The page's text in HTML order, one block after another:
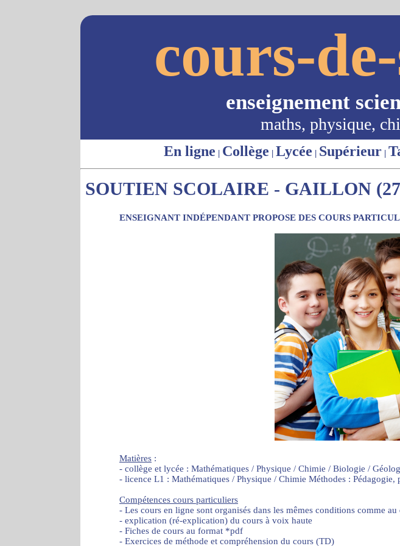
cours-
enseignement
maths, physique,
En ligne | Collège | Lycée | Supérieur |
SOUTIEN SCOLAIRE - GAILLON
ENSEIGNANT INDÉPENDANT PROPOSE DES COURS
Matières :
- collège et lycée : Mathématiques / Physique / Chimie / Biologie /
- licence L1 : Mathématiques / Physique / Chimie Méthodes :
Compétences cours particuliers
- Les cours en ligne sont organisés dans les mêmes conditions comme
- explication (ré-explication) du cours à voix haute
- Fiches de cours au format *pdf
- Exercices de méthode et compréhension du cours (TD)